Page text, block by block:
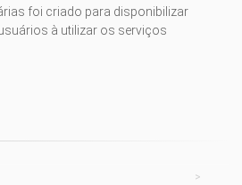
foi criado para disponibilizar
à utilizar os serviços